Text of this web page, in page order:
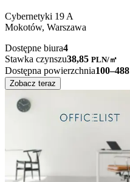
Cybernetyki 19 A
Mokotów, Warszawa
Dostępne biura4
Stawka czynszu38,85 PLN/㎡
Dostępna powierzchnia100–488
Zobacz teraz